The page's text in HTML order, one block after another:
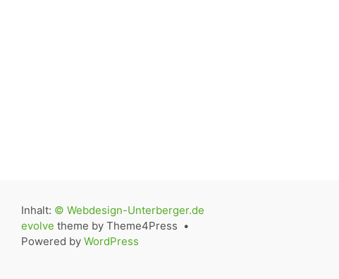
Inhalt: © Webdesign-Unterberger.de
evolve theme by Theme4Press •
Powered by WordPress